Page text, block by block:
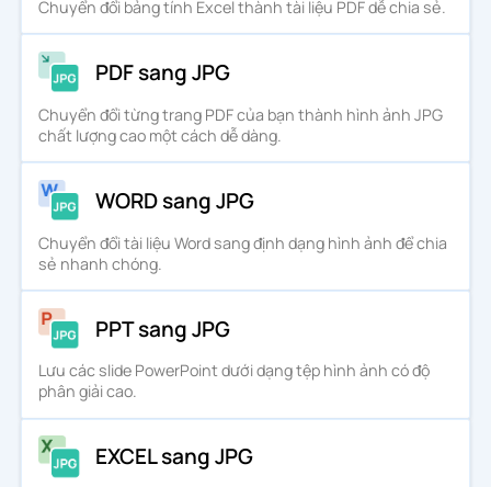
Chuyển đổi bảng tính Excel thành tài liệu PDF dễ chia sẻ.
PDF sang JPG
Chuyển đổi từng trang PDF của bạn thành hình ảnh JPG
chất lượng cao một cách dễ dàng.
WORD sang JPG
Chuyển đổi tài liệu Word sang định dạng hình ảnh để chia
sẻ nhanh chóng.
PPT sang JPG
Lưu các slide PowerPoint dưới dạng tệp hình ảnh có độ
phân giải cao.
EXCEL sang JPG